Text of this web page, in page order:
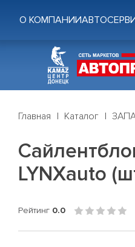
О КОМПАНИИ
Главная Каталог
LYNXauto
Рейтинг 0.0